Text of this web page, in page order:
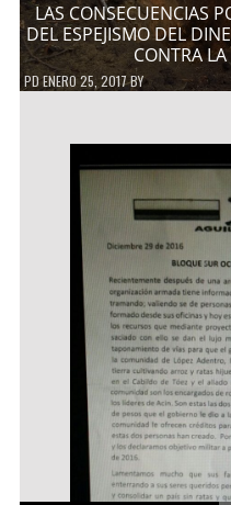
LAS CONSECUENCIAS
DEL ESPEJISMO DEL
CONTRA
PDENERO 25, 2017BY